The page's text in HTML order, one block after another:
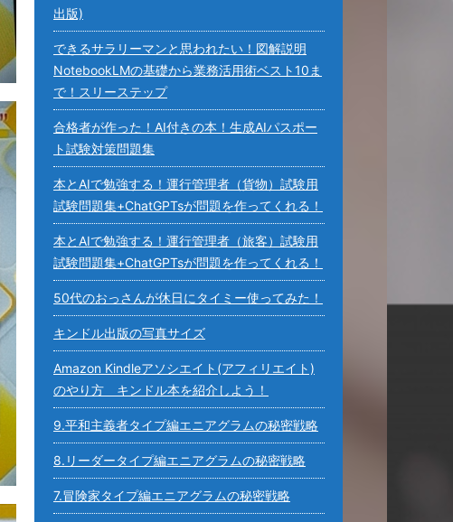
出版)
できるサラリーマンと思われたい！図解説明
NotebookLMの基礎から業務活用術ベスト10ま
で！スリーステップ
合格者が作った！AI付きの本！生成AIパスポー
ト試験対策問題集
本とAIで勉強する！運行管理者（貨物）試験用
試験問題集+ChatGPTsが問題を作ってくれる！
本とAIで勉強する！運行管理者（旅客）試験用
試験問題集+ChatGPTsが問題を作ってくれる！
50代のおっさんが休日にタイミー使ってみた！
キンドル出版の写真サイズ
Amazon Kindleアソシエイト(アフィリエイト)
のやり方 キンドル本を紹介しよう！
9.平和主義者タイプ編エニアグラムの秘密戦略
8.リーダータイプ編エニアグラムの秘密戦略
7.冒険家タイプ編エニアグラムの秘密戦略